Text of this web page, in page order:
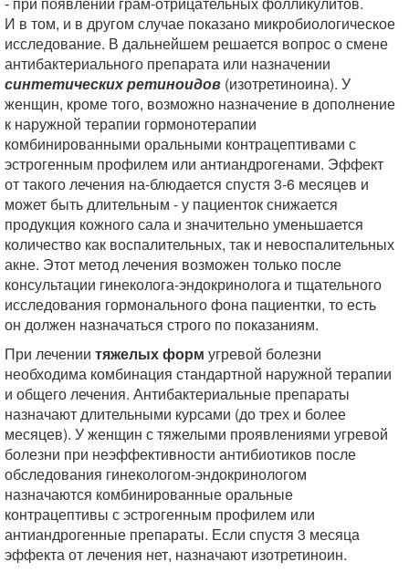
И в том, и в другом случае показано микробиологическое
исследование. В дальнейшем решается вопрос о смене
антибактериального препарата или назначении
синтетических ретиноидов (изотретиноина). У
женщин, кроме того, возможно назначение в дополнение
к наружной терапии гормонотерапии
комбинированными оральными контрацептивами с
эстрогенным профилем или антиандрогенами. Эффект
от такого лечения на-блюдается спустя 3-6 месяцев и
может быть длительным - у пациенток снижается
продукция кожного сала и значительно уменьшается
количество как воспалительных, так и невоспалительных
акне. Этот метод лечения возможен только после
консультации гинеколога-эндокринолога и тщательного
исследования гормонального фона пациентки, то есть
он должен назначаться строго по показаниям.
При лечении тяжелых форм угревой болезни
необходима комбинация стандартной наружной терапии
и общего лечения. Антибактериальные препараты
назначают длительными курсами (до трех и более
месяцев). У женщин с тяжелыми проявлениями угревой
болезни при неэффективности антибиотиков после
обследования гинекологом-эндокринологом
назначаются комбинированные оральные
контрацептивы с эстрогенным профилем или
антиандрогенные препараты. Если спустя 3 месяца
эффекта от лечения нет, назначают изотретиноин.